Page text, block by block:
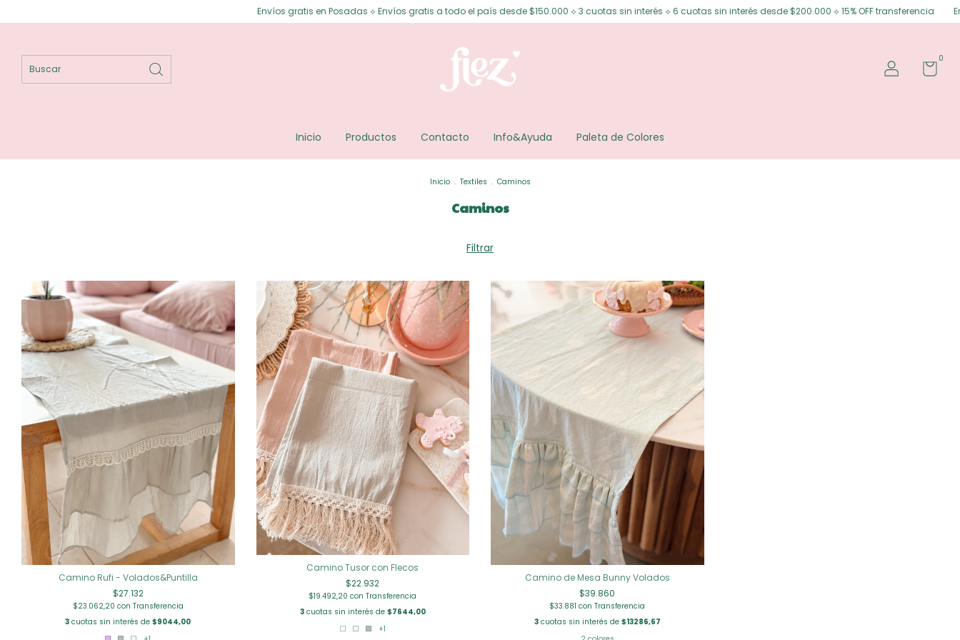
Envíos gratis en Posadas ⟡ Envíos gratis a todo el país desde $150.000 ⟡ 3 cuotas sin interés ⟡ 6 cuotas sin interés desde $200.000 ⟡ 15% OFF transferencia Envíos
0
Inicio Productos Contacto Info&Ayuda Paleta de Colores
Inicio . Textiles . Caminos
Caminos
Filtrar
Camino Rufi - Volados&Puntilla
$27.132
$23.062,20 con Transferencia
3 cuotas sin interés de$9044,00
Camino Tusor con Flecos
$22.932
$19.492,20con Transferencia
3cuotas sin interés de $7644,00
+1
Camino de Mesa Bunny Volados
$39.860
$33.881con Transferencia
3cuotas sin interés de $13286,67